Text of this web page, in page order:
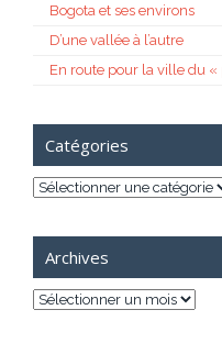
Bogota et ses environs
D’une vallée à l’autre
En route pour la ville du
Catégories
Catégories
Archives
Archives